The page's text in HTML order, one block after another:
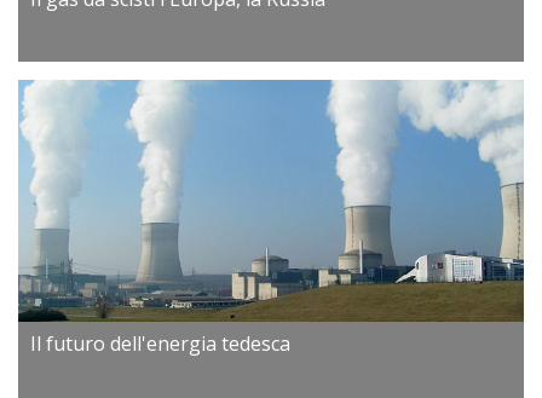
Il futuro dell'energia tedesca